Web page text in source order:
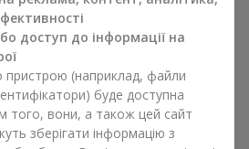
смак в одному
– це сучасне поєднання
естетики. Ексклюзивний
букетомвиглядає ефектно,
події, якдень
доступ до інформації на
пристрою (наприклад, файли
буде доступна
того, вони, а також цей сайт
зберігати інформацію з